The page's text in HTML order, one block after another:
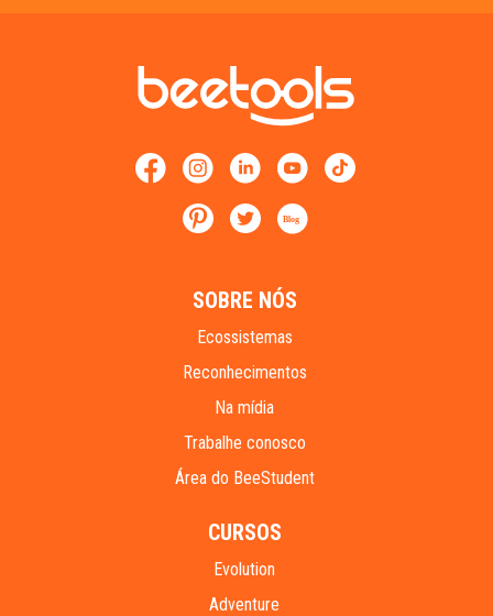
Blog
SOBRE NÓS
Ecossistemas
Reconhecimentos
Na mídia
Trabalhe conosco
Área do BeeStudent
CURSOS
Evolution
Adventure